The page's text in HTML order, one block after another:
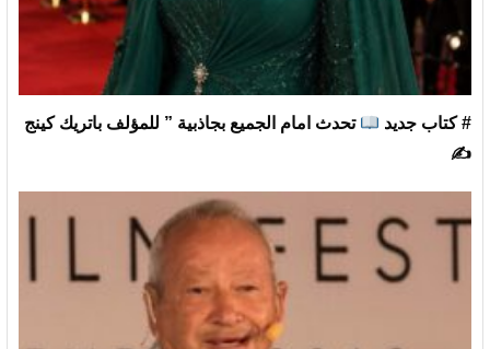
# كتاب جديد
تحدث امام الجميع بجاذبية ” للمؤلف باتريك كينج
✍